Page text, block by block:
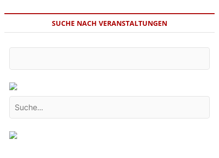
SUCHE NACH VERANSTALTUNGEN